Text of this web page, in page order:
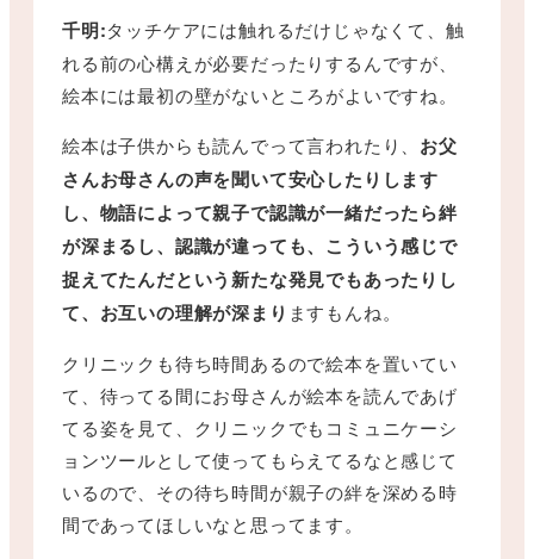
千明:タッチケアには触れるだけじゃなくて、触
れる前の心構えが必要だったりするんですが、
絵本には最初の壁がないところがよいですね。
絵本は子供からも読んでって言われたり、 お父
さんお母さんの声を聞いて安心したりします
し、物語によって親子で認識が一緒だったら絆
が深まるし、認識が違っても、こういう感じで
捉えてたんだという新たな発見でもあったりし
て、お互いの理解が深まり ますもんね。
クリニックも待ち時間あるので絵本を置いてい
て、待ってる間にお母さんが絵本を読んであげ
てる姿を見て、クリニックでもコミュニケーシ
ョンツールとして使ってもらえてるなと感じて
いるので、その待ち時間が親子の絆を深める時
間であってほしいなと思ってます。